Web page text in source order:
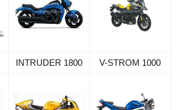
INTRUDER 1800 V-STROM 1000